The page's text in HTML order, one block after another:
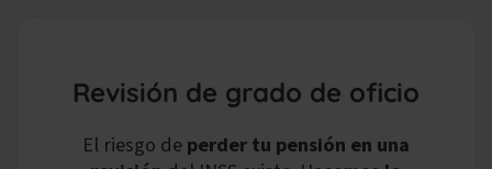
Revisión de grado de oficio
El riesgo deperder tu pensión en una